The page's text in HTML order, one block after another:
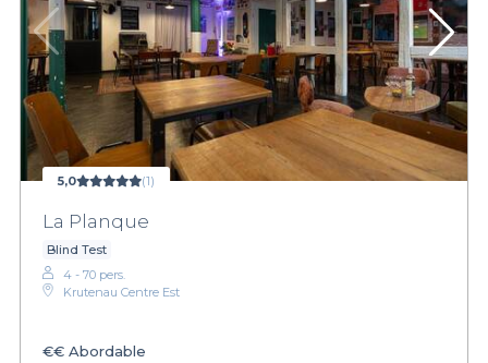
5,0 (1)
La Planque
Blind Test
4 - 70 pers.
Krutenau Centre Est
€€ Abordable